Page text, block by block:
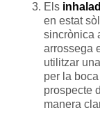
Els
en estat
sincrònica
arrossega
utilitzar
per la
prospecte
manera